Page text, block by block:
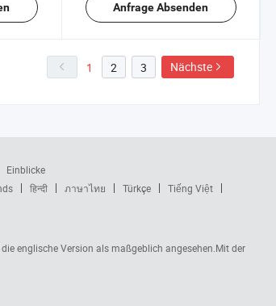
Anfrage Absenden
1 2 3 Nächste
Einblicke
हिन्दी ภาษาไทย Türkçe
Tiếng Việt
englische Version als maßgeblich angesehen.Mit der